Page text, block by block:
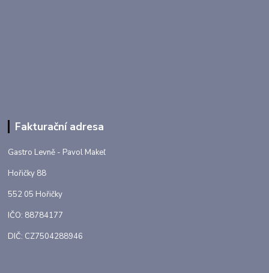
Fakturační adresa
Gastro Levně - Pavol Makeľ
Hořičky 88
552 05 Hořičky
IČO: 88784177
DIČ: CZ7504288946